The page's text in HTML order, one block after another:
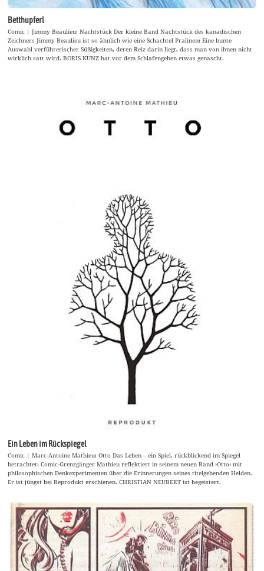
Betthupferl
Comic | Jimmy Beaulieu: Nachtstück Der kleine Band Nachtstück des kanadischen
Zeichners Jimmy Beaulieu ist so ähnlich wie eine Schachtel Pralinen: Eine bunte
Auswahl verführerischer Süßigkeiten, deren Reiz darin liegt, dass man von ihnen nicht
wirklich satt wird. BORIS KUNZ hat vor dem Schlafengehen etwas genascht.
Ein Leben im Rückspiegel
Comic | Marc-Antoine Mathieu: Otto Das Leben – ein Spiel, rückblickend im Spiegel
betrachtet: Comic-Grenzgänger Mathieu reflektiert in seinem neuen Band ›Otto‹ mit
philosophischen Denkexperimenten über die Erinnerungen seines titelgebenden Helden.
Er ist jüngst bei Reprodukt erschienen. CHRISTIAN NEUBERT ist begeistert.